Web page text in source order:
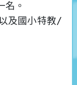
名。
及國小特教/